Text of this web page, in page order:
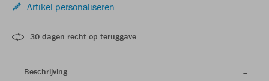
Artikel personaliseren
30 dagen recht op teruggave
Beschrijving